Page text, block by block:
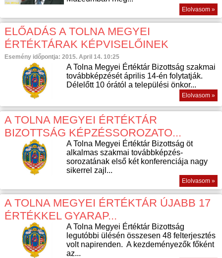
Elolvasom »
ELŐADÁS A TOLNA MEGYEI
ÉRTÉKTÁRAK KÉPVISELŐINEK
Esemény időpontja: 2015. April 14. 10:25
A Tolna Megyei Értéktár Bizottság szakmai
továbbképzését április 14-én folytatják.
Délelőtt 10 órától a települési önkor...
Elolvasom »
A TOLNA MEGYEI ÉRTÉKTÁR
BIZOTTSÁG KÉPZÉSSOROZATO...
A Tolna Megyei Értéktár Bizottság öt
alkalmas szakmai továbbképzés-
sorozatának első két konferenciája nagy
sikerrel zajl...
Elolvasom »
A TOLNA MEGYEI ÉRTÉKTÁR ÚJABB 17
ÉRTÉKKEL GYARAP...
A Tolna Megyei Értéktár Bizottság
legutóbbi ülésén összesen 48 felterjesztés
volt napirenden. A kezdeményezők főként
az...